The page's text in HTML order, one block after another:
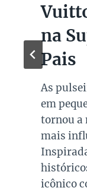
na
Pais
As
em
tornou a
mais
icônico